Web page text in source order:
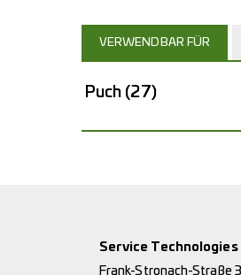
VERWENDBAR FÜR
Puch (27)
Service Technologies
Frank-Stronach-Straße 3